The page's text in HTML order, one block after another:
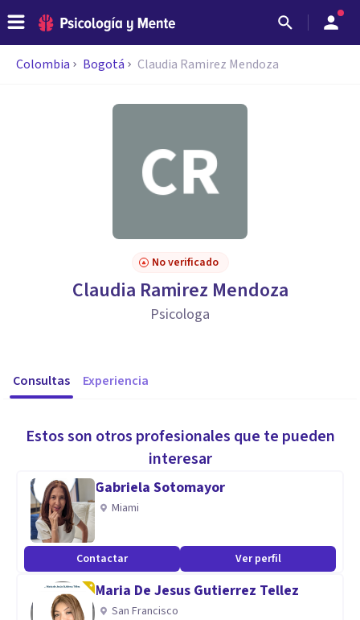
Colombia Bogotá Claudia Ramirez Mendoza
No verificado
Claudia Ramirez Mendoza
Psicologa
Consultas Experiencia
Estos son otros profesionales que te pueden
interesar
Gabriela Sotomayor
Miami
Contactar Ver perfil
Maria De Jesus Gutierrez Tellez
San Francisco